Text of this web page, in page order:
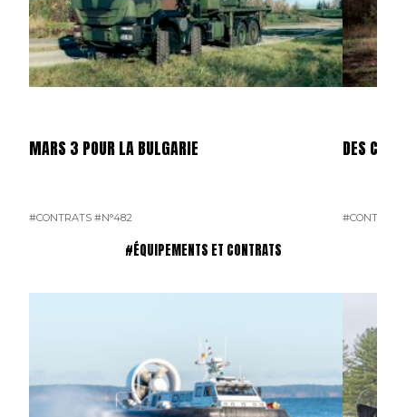
MARS 3 POUR LA BULGARIE
#CONTRATS #N°482
DES
#CONTRATS
#ÉQUIPEMENTS ET CONTRATS